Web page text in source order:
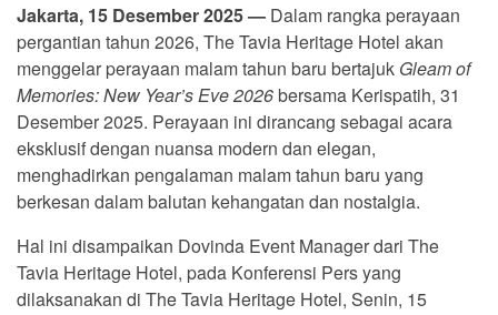
Jakarta, 15 Desember 2025 — Dalam rangka perayaan
pergantian tahun 2026, The Tavia Heritage Hotel akan
menggelar perayaan malam tahun baru bertajuk Gleam of
Memories: New Year’s Eve 2026bersama Kerispatih, 31
Desember 2025. Perayaan ini dirancang sebagai acara
eksklusif dengan nuansa modern dan elegan,
menghadirkan pengalaman malam tahun baru yang
berkesan dalam balutan kehangatan dan nostalgia.
Hal ini disampaikan Dovinda Event Manager dari The
Tavia Heritage Hotel, pada Konferensi Pers yang
dilaksanakan di The Tavia Heritage Hotel, Senin, 15